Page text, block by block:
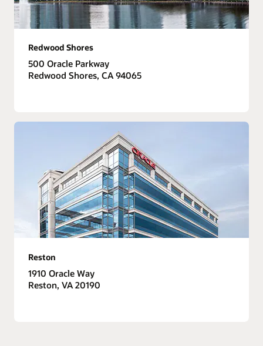
Redwood Shores
500 Oracle Parkway
Redwood Shores, CA 94065
Reston
1910 Oracle Way
Reston, VA 20190